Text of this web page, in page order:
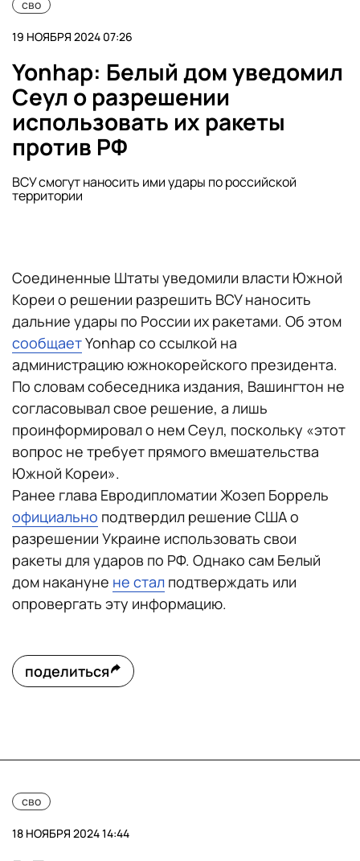
сво
19 НОЯБРЯ 2024 07:26
Yonhap: Белый дом уведомил
Сеул о разрешении
использовать их ракеты
против РФ
ВСУ смогут наносить ими удары по российской
территории
Соединенные Штаты уведомили власти Южной
Кореи о решении разрешить ВСУ наносить
дальние удары по России их ракетами. Об этом
сообщаетYonhap со ссылкой на
администрацию южнокорейского президента.
По словам собеседника издания, Вашингтон не
согласовывал свое решение, а лишь
проинформировал о нем Сеул, поскольку «этот
вопрос не требует прямого вмешательства
Южной Кореи».
Ранее глава Евродипломатии Жозеп Боррель
официально подтвердил решение США о
разрешении Украине использовать свои
ракеты для ударов по РФ. Однако сам Белый
дом накануне не стал подтверждать или
опровергать эту информацию.
поделиться
сво
18 НОЯБРЯ 2024 14:44